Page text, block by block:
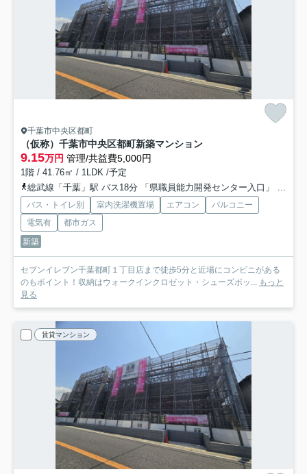
千葉市中央区都町
（仮称）千葉市中央区都町新築マンション
9.15万円 管理/共益費5,000円
1階 / 41.76㎡ / 1LDK /予定
総武線「千葉」駅 バス18分 「県職員能力開発センター入口」 停歩1分
バス・トイレ別 室内洗濯機置場 エアコン
バルコニー
電気有
都市ガス
新築
セブンイレブン千葉都町１丁目店まで徒歩5分と近場にコンビニがある
のもポイント！収納はウォークインクロゼット・シューズボッ... もっと
見る
賃貸マンション